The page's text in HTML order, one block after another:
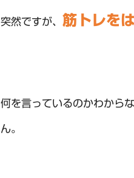
突然ですが、 筋トレを
何を言っているのかわから
ん。